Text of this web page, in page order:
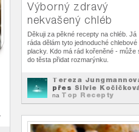
Výborný zdravý
nekvašený chléb
Děkuji za pěkné recepty na chléb. Já
ráda dělám tyto jednoduché chlebové
placky. Kdo má rád kořeněné - může
do těsta přidat rozmarýnku.
Tereza
přes Silvie
na Top Recepty